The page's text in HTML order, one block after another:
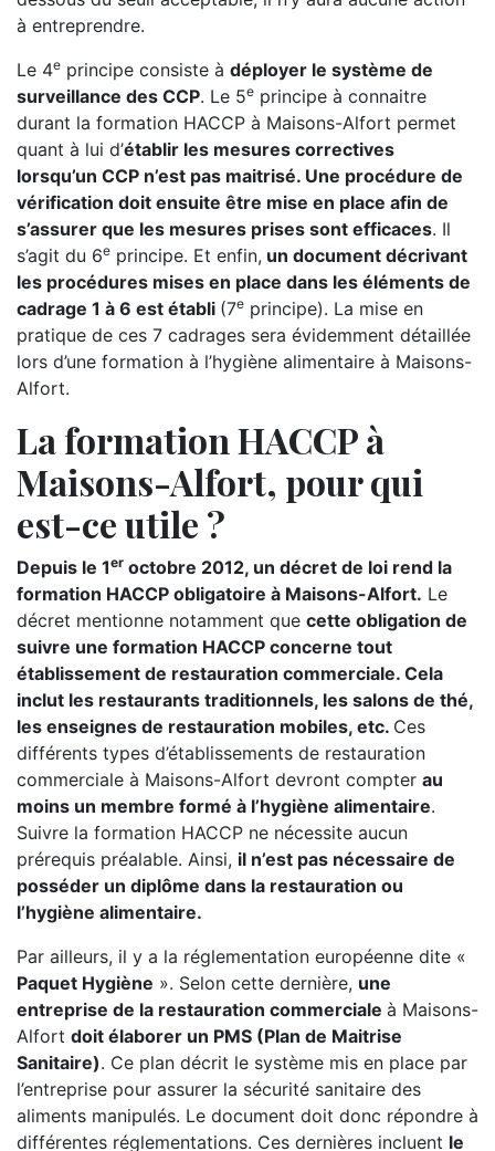
à entreprendre.
Le 4e principe consiste à déployer le système de
surveillance des CCP. Le 5e principe à connaitre
durant la formation HACCP à Maisons-Alfort permet
quant à lui d’établir les mesures correctives
lorsqu’un CCP n’est pas maitrisé. Une procédure de
vérification doit ensuite être mise en place afin de
s’assurer que les mesures prises sont efficaces. Il
s’agit du 6e principe. Et enfin, un document décrivant
les procédures mises en place dans les éléments de
cadrage 1 à 6 est établi (7e principe). La mise en
pratique de ces 7 cadrages sera évidemment détaillée
lors d’une formation à l’hygiène alimentaire à Maisons-
Alfort.
La formation HACCP à
Maisons-Alfort, pour qui
est-ce utile ?
Depuis le 1er octobre 2012, un décret de loi rend la
formation HACCP obligatoire à Maisons-Alfort. Le
décret mentionne notamment que cette obligation de
suivre une formation HACCP concerne tout
établissement de restauration commerciale. Cela
inclut les restaurants traditionnels, les salons de thé,
les enseignes de restauration mobiles, etc. Ces
différents types d’établissements de restauration
commerciale à Maisons-Alfort devront compter au
moins un membre formé à l’hygiène alimentaire.
Suivre la formation HACCP ne nécessite aucun
prérequis préalable. Ainsi, il n’est pas nécessaire de
posséder un diplôme dans la restauration ou
l’hygiène alimentaire.
Par ailleurs, il y a la réglementation européenne dite «
Paquet Hygiène ». Selon cette dernière, une
entreprise de la restauration commerciale à Maisons-
Alfort doit élaborer un PMS (Plan de Maitrise
Sanitaire). Ce plan décrit le système mis en place par
l’entreprise pour assurer la sécurité sanitaire des
aliments manipulés. Le document doit donc répondre à
différentes réglementations. Ces dernières incluent le